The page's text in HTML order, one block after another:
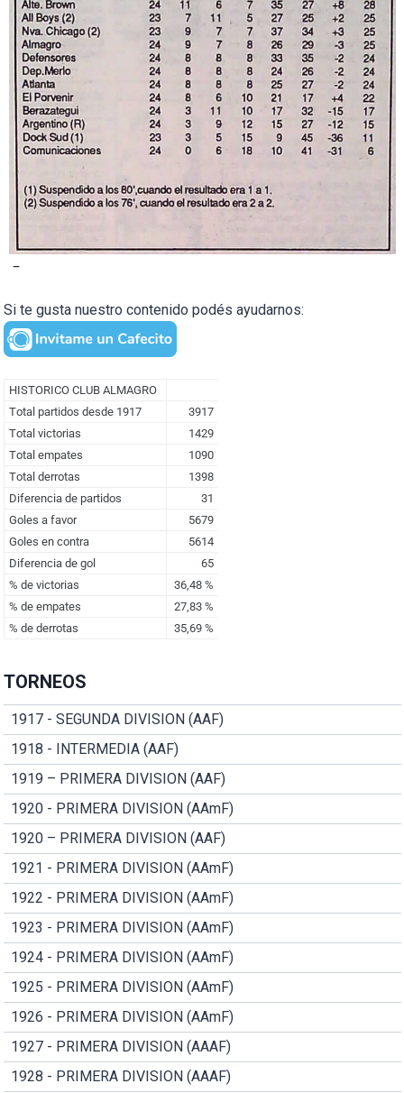
–
Si te gusta nuestro contenido podés ayudarnos:
TORNEOS
1917 - SEGUNDA DIVISION (AAF)
1918 - INTERMEDIA (AAF)
1919 – PRIMERA DIVISION (AAF)
1920 - PRIMERA DIVISION (AAmF)
1920 – PRIMERA DIVISION (AAF)
1921 - PRIMERA DIVISION (AAmF)
1922 - PRIMERA DIVISION (AAmF)
1923 - PRIMERA DIVISION (AAmF)
1924 - PRIMERA DIVISION (AAmF)
1925 - PRIMERA DIVISION (AAmF)
1926 - PRIMERA DIVISION (AAmF)
1927 - PRIMERA DIVISION (AAAF)
1928 - PRIMERA DIVISION (AAAF)